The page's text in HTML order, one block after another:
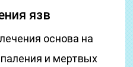
язв
основа на
и мертвых